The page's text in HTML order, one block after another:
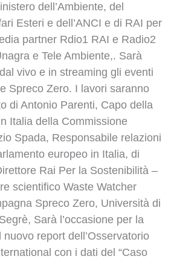
dell’Ambiente, del
Esteri e dell’ANCI e di RAI per
partner Rdio1 RAI e Radio2
e Tele Ambiente,. Sarà
vivo e in streaming gli eventi
Spreco Zero. I lavori saranno
di Antonio Parenti, Capo della
Italia della Commissione
Spada, Responsabile relazioni
europeo in Italia, di
Rai Per la Sostenibilità –
scientifico Waste Watcher
Spreco Zero, Università di
Sarà l’occasione per la
report dell’Osservatorio
con i dati del “Caso